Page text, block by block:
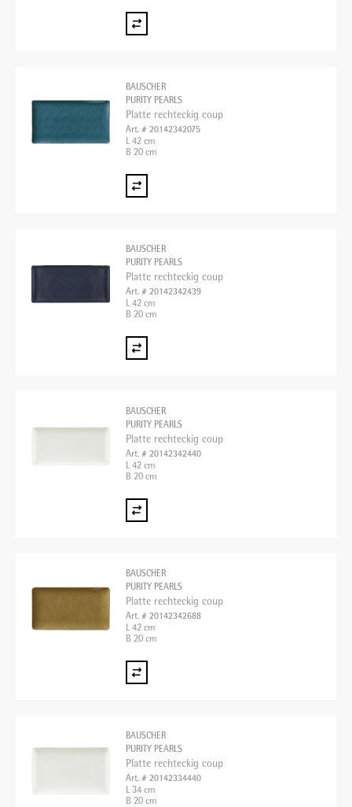
BAUSCHER
PURITY PEARLS
Platte rechteckig coup
Art. # 20142342075
L 42 cm
B 20 cm
BAUSCHER
PURITY PEARLS
Platte rechteckig coup
Art. # 20142342439
L 42 cm
B 20 cm
BAUSCHER
PURITY PEARLS
Platte rechteckig coup
Art. # 20142342440
L 42 cm
B 20 cm
BAUSCHER
PURITY PEARLS
Platte rechteckig coup
Art. # 20142342688
L 42 cm
B 20 cm
BAUSCHER
PURITY PEARLS
Platte rechteckig coup
Art. # 20142334440
L 34 cm
B 20 cm